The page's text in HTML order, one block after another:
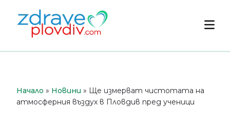
съдържанието
Начало » Новини » Ще измерват чистотата на
атмосферния въздух в Пловдив пред ученици